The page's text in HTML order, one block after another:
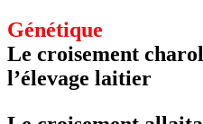
Génétique
Le croisement
l’élevage laitier